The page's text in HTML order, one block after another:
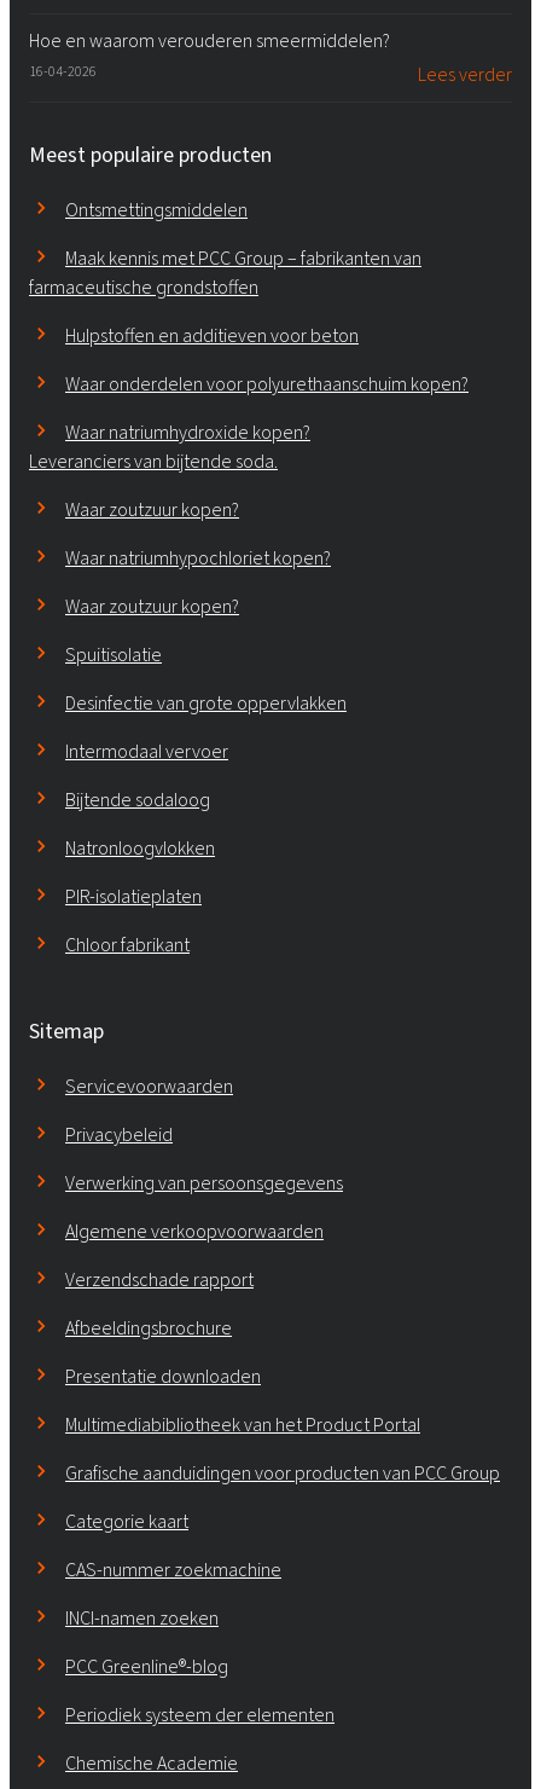
Hoe en waarom verouderen smeermiddelen?
16-04-2026 Lees verder
Meest populaire producten
Ontsmettingsmiddelen
Maak kennis met PCC Group – fabrikanten van
farmaceutische grondstoffen
Hulpstoffen en additieven voor beton
Waar onderdelen voor polyurethaanschuim kopen?
Waar natriumhydroxide kopen?
Leveranciers van bijtende soda.
Waar zoutzuur kopen?
Waar natriumhypochloriet kopen?
Waar zoutzuur kopen?
Spuitisolatie
Desinfectie van grote oppervlakken
Intermodaal vervoer
Bijtende sodaloog
Natronloogvlokken
PIR-isolatieplaten
Chloor fabrikant
Sitemap
Servicevoorwaarden
Privacybeleid
Verwerking van persoonsgegevens
Algemene verkoopvoorwaarden
Verzendschade rapport
Afbeeldingsbrochure
Presentatie downloaden
Multimediabibliotheek van het Product Portal
Grafische aanduidingen voor producten van PCC Group
Categorie kaart
CAS-nummer zoekmachine
INCI-namen zoeken
PCC Greenline®-blog
Periodiek systeem der elementen
Chemische Academie